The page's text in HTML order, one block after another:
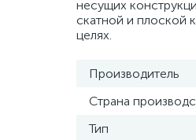
несущих
скатной и плоской
целях.
Производитель
Страна
Тип